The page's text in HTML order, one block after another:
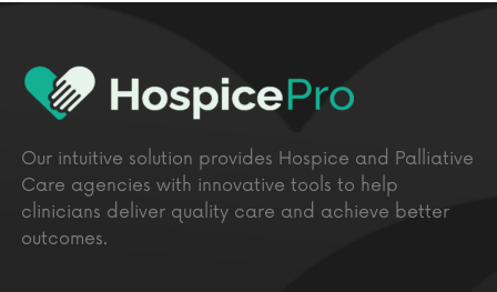
Our intuitive solution provides Hospice and Palliative
Care agencies with innovative tools to help
clinicians deliver quality care and achieve better
outcomes.